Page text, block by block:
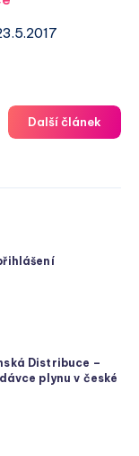
Další článek
Distribuce –
plynu v české